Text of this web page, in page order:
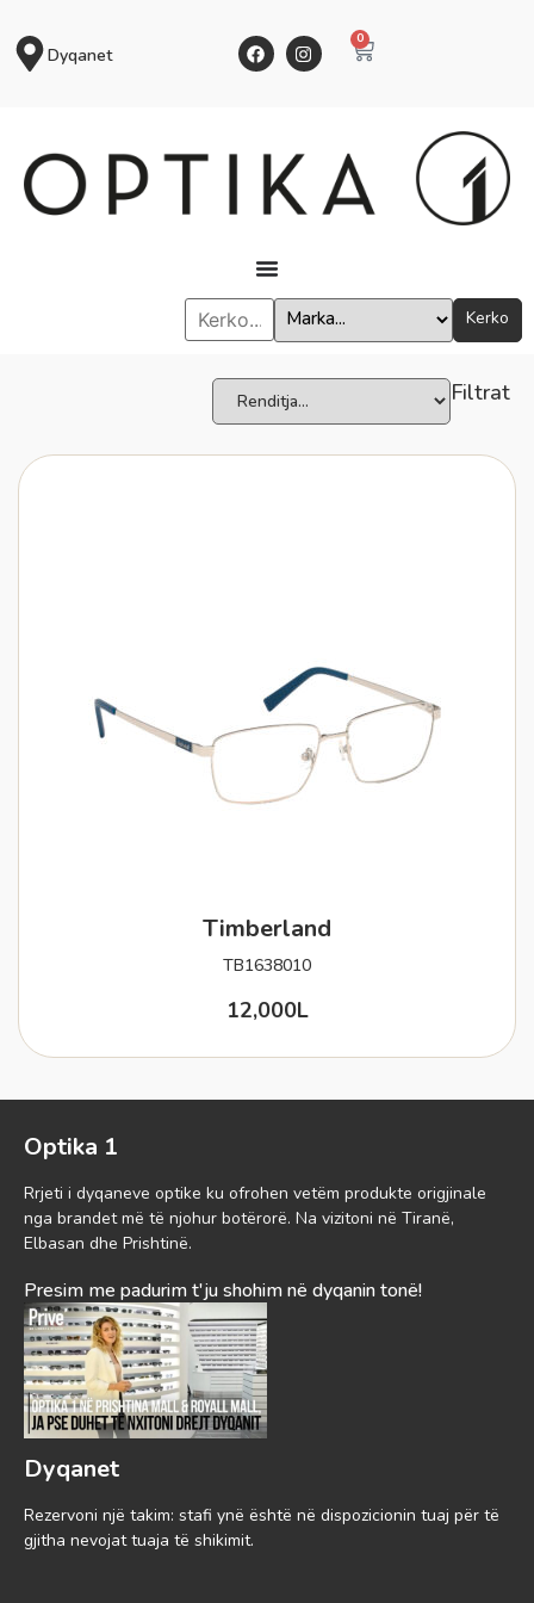
Dyqanet
0
Kerko
Filtrat
Timberland
TB1638010
12,000L
Optika 1
Rrjeti i dyqaneve optike ku ofrohen vetëm produkte origjinale
nga brandet më të njohur botërorë. Na vizitoni në Tiranë,
Elbasan dhe Prishtinë.
Presim me padurim t'ju shohim në dyqanin tonë!
Dyqanet
Rezervoni një takim: stafi ynë është në dispozicionin tuaj për të
gjitha nevojat tuaja të shikimit.